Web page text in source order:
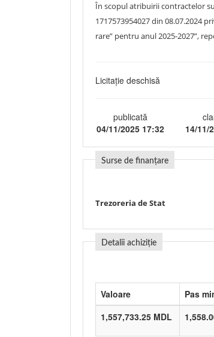
În scopul atribuirii contractelor
1717573954027 din 08.07.2024
rare” pentru anul 2025-2027”,
Licitație deschisă
publicată
04/11/2025 17:32
14/11/
Surse de finanțare
Trezoreria de Stat
Detalii achiziție
Valoare Pas
1,557,733.25 MDL